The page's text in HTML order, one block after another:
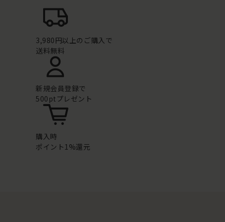
3,980円以上のご購入で
送料無料
新規会員登録で
500ptプレゼント
購入時
ポイント1%還元